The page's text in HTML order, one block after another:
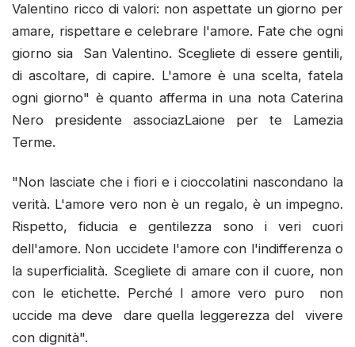
Valentino ricco di valori: non aspettate un giorno per
amare, rispettare e celebrare l'amore. Fate che ogni
giorno sia San Valentino. Scegliete di essere gentili,
di ascoltare, di capire. L'amore è una scelta, fatela
ogni giorno" è quanto afferma in una nota Caterina
Nero presidente associazLaione per te Lamezia
Terme.
"Non lasciate che i fiori e i cioccolatini nascondano la
verità. L'amore vero non è un regalo, è un impegno.
Rispetto, fiducia e gentilezza sono i veri cuori
dell'amore. Non uccidete l'amore con l'indifferenza o
la superficialità. Scegliete di amare con il cuore, non
con le etichette. Perché l amore vero puro non
uccide ma deve dare quella leggerezza del vivere
con dignità".